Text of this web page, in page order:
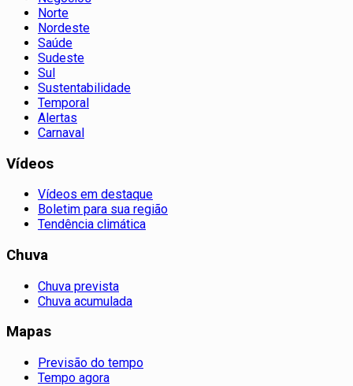
Norte
Nordeste
Saúde
Sudeste
Sul
Sustentabilidade
Temporal
Alertas
Carnaval
Vídeos
Vídeos em destaque
Boletim para sua região
Tendência climática
Chuva
Chuva prevista
Chuva acumulada
Mapas
Previsão do tempo
Tempo agora